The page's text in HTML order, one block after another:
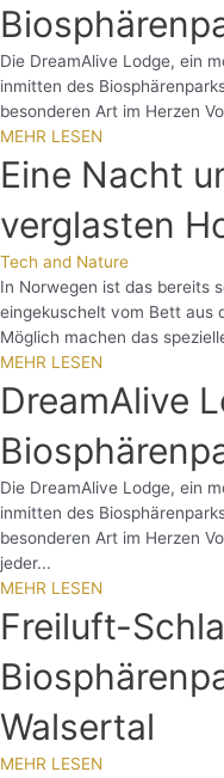
Die DreamAlive Lodge, ein
inmitten des
besonderen Art im Herzen
MEHR LESEN
Eine Nacht
verglasten
Tech and Nature
In Norwegen ist das bereits
eingekuschelt vom Bett aus
Möglich machen das
MEHR LESEN
DreamAlive
Die DreamAlive Lodge, ein
inmitten des
besonderen Art im Herzen
jeder...
MEHR LESEN
Freiluft-
Walsertal
MEHR LESEN